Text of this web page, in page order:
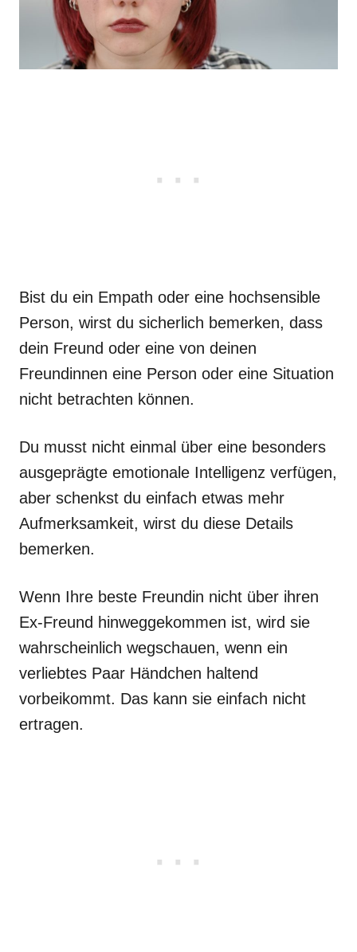
Bist du ein Empath oder eine hochsensible
Person, wirst du sicherlich bemerken, dass
dein Freund oder eine von deinen
Freundinnen eine Person oder eine Situation
nicht betrachten können.
Du musst nicht einmal über eine besonders
ausgeprägte emotionale Intelligenz verfügen,
aber schenkst du einfach etwas mehr
Aufmerksamkeit, wirst du diese Details
bemerken.
Wenn Ihre beste Freundin nicht über ihren
Ex-Freund hinweggekommen ist, wird sie
wahrscheinlich wegschauen, wenn ein
verliebtes Paar Händchen haltend
vorbeikommt. Das kann sie einfach nicht
ertragen.